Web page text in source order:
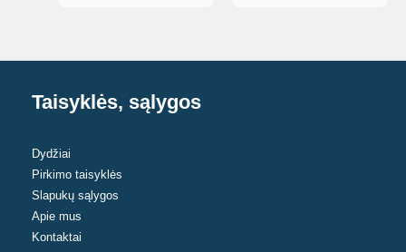
Taisyklės, sąlygos
Dydžiai
Pirkimo taisyklės
Slapukų sąlygos
Apie mus
Kontaktai